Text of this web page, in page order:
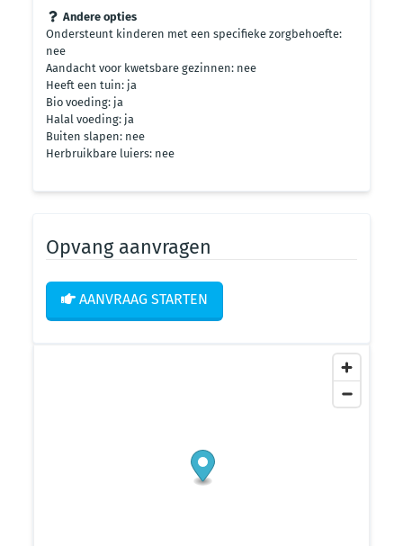
Andere opties
Ondersteunt kinderen met een specifieke zorgbehoefte:
nee
Aandacht voor kwetsbare gezinnen: nee
Heeft een tuin: ja
Bio voeding: ja
Halal voeding: ja
Buiten slapen: nee
Herbruikbare luiers: nee
Opvang aanvragen
AANVRAAG STARTEN